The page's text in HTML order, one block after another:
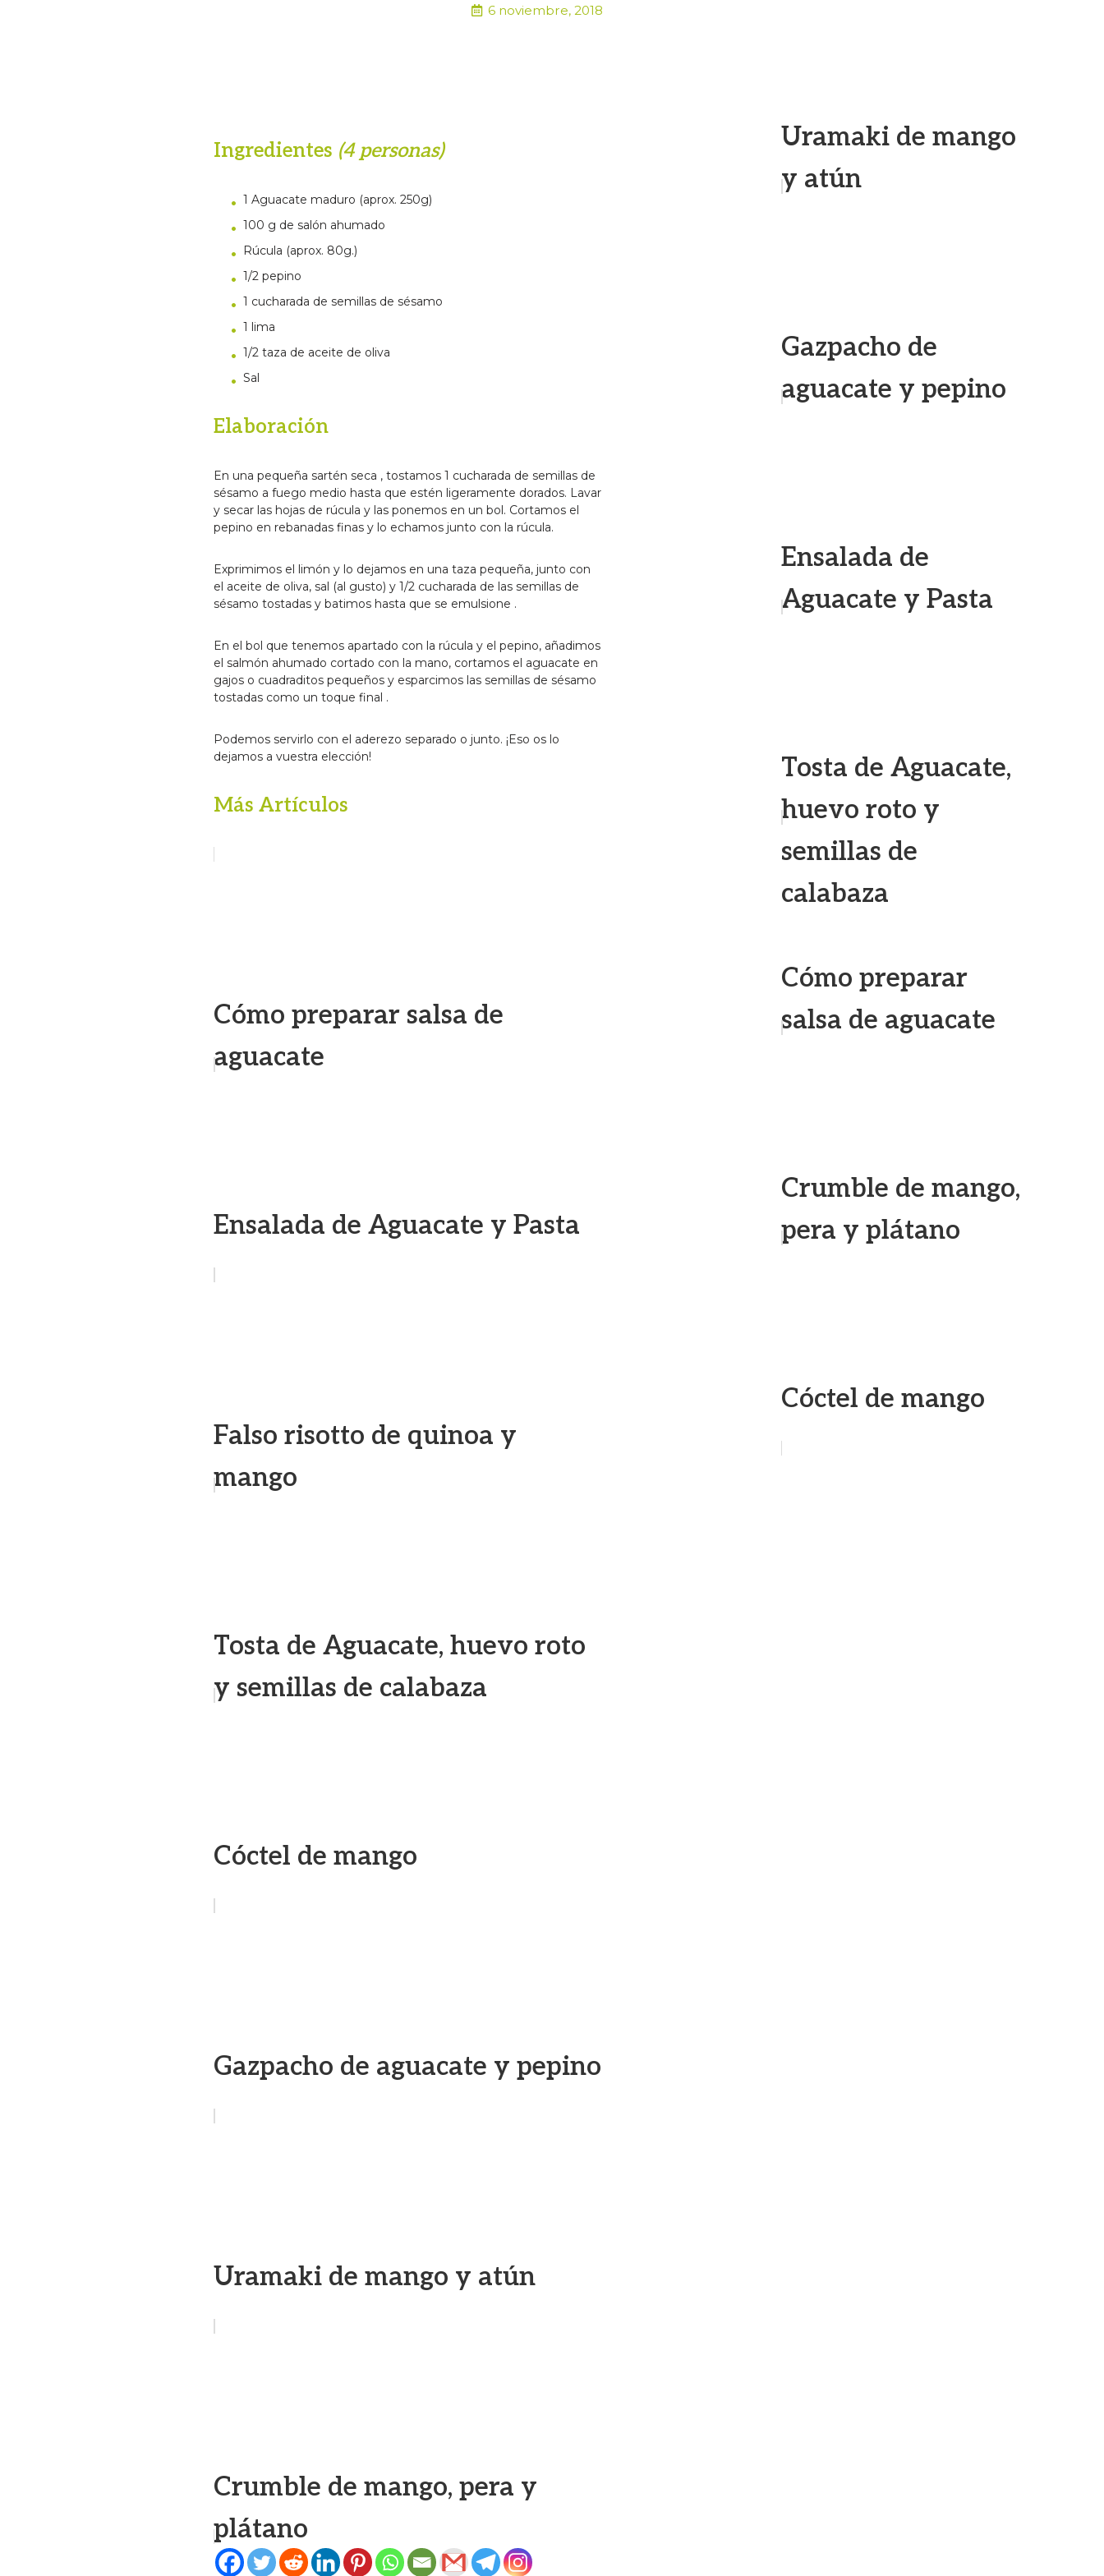
6 noviembre, 2018
Ingredientes (4 personas)
1 Aguacate maduro (aprox. 250g)
100 g de salón ahumado
Rúcula (aprox. 80g.)
1/2 pepino
1 cucharada de semillas de sésamo
1 lima
1/2 taza de aceite de oliva
Sal
Elaboración
En una pequeña sartén seca , tostamos 1 cucharada de semillas de
sésamo a fuego medio hasta que estén ligeramente dorados. Lavar
y secar las hojas de rúcula y las ponemos en un bol. Cortamos el
pepino en rebanadas finas y lo echamos junto con la rúcula.
Exprimimos el limón y lo dejamos en una taza pequeña, junto con
el aceite de oliva, sal (al gusto) y 1/2 cucharada de las semillas de
sésamo tostadas y batimos hasta que se emulsione .
En el bol que tenemos apartado con la rúcula y el pepino, añadimos
el salmón ahumado cortado con la mano, cortamos el aguacate en
gajos o cuadraditos pequeños y esparcimos las semillas de sésamo
tostadas como un toque final .
Podemos servirlo con el aderezo separado o junto. ¡Eso os lo
dejamos a vuestra elección!
Más Artículos
Cómo preparar salsa de
aguacate
Ensalada de Aguacate y Pasta
Falso risotto de quinoa y
mango
Tosta de Aguacate, huevo roto
y semillas de calabaza
Cóctel de mango
Gazpacho de aguacate y pepino
Uramaki de mango y atún
Crumble de mango, pera y
plátano
Uramaki de mango
y atún
Gazpacho de
aguacate y pepino
Ensalada de
Aguacate y Pasta
Tosta de Aguacate,
huevo roto y
semillas de
calabaza
Cómo preparar
salsa de aguacate
Crumble de mango,
pera y plátano
Cóctel de mango